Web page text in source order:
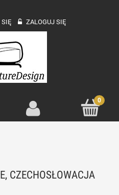
SIĘ ZALOGUJ SIĘ
CZECHOSŁOWACJA